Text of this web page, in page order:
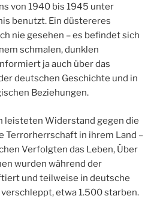
von 1940 bis 1945 unter
benutzt. Ein düstereres
nie gesehen – es befindet sich
schmalen, dunklen
ja auch über das
deutschen Geschichte und in
Beziehungen.
leisteten Widerstand gegen die
Terrorherrschaft in ihrem Land –
Verfolgten das Leben, Über
wurden während der
und teilweise in deutsche
etwa 1.500 starben.